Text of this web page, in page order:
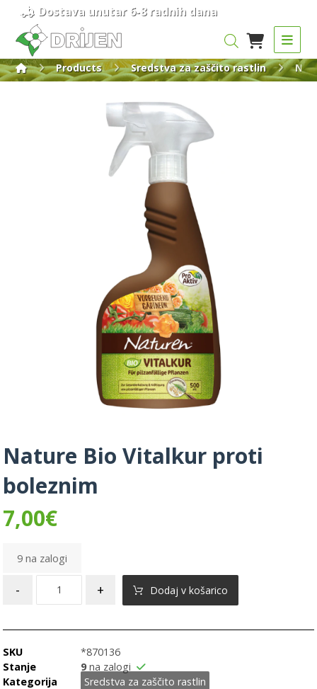
Dostava unutar 6-8 radnih dana
Products Sredstva za zaščito rastlin
Nature Bio Vitalkur proti
boleznim
7,00€
9 na zalogi
- + Dodaj v košarico
SKU
*870136
Stanje
9na zalogi
Kategorija
Sredstva za zaščito rastlin